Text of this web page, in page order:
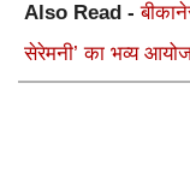
Also Read -
सेरेमनी’ का भव्य